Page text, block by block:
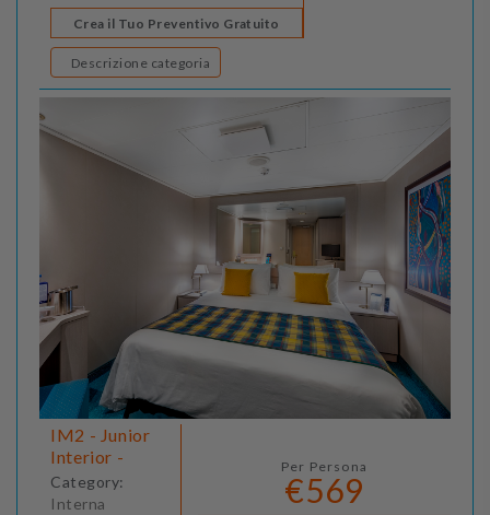
Crea il Tuo Preventivo Gratuito
Descrizione categoria
IM2 - Junior
Interior -
Category:
Interna
Per Persona
€569